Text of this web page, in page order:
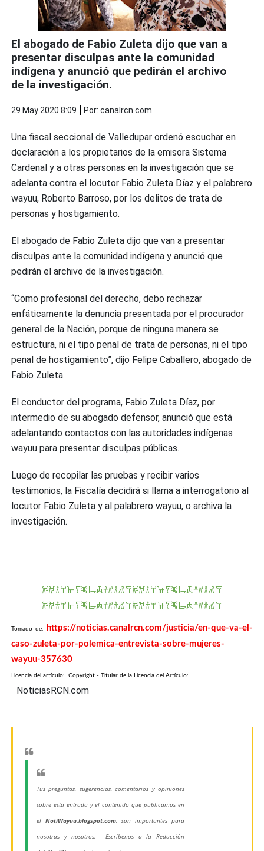
El abogado de Fabio Zuleta dijo que van a
presentar disculpas ante la comunidad
indígena y anunció que pedirán el archivo
de la investigación.
29 May 2020 8:09 Por: canalrcn.com
Una fiscal seccional de Valledupar ordenó escuchar en
declaración a los propietarios de la emisora Sistema
Cardenaly a otras personas en la investigación que se
adelanta contra el locutor Fabio Zuleta Díaz y el palabrero
wayuu, Roberto Barroso, por los delitos de trata de
personas y hostigamiento.
El abogado de Fabio Zuleta dijo que van a presentar
disculpas ante la comunidad indígena y anunció que
pedirán el archivo de la investigación.
“Como profesional del derecho, debo rechazar
enfáticamente la denuncia presentada por el procurador
general de la Nación, porque de ninguna manera se
estructura, ni el tipo penal de trata de personas, ni el tipo
penal de hostigamiento”, dijo Felipe Caballero, abogado de
Fabio Zuleta.
El conductor del programa, Fabio Zuleta Díaz, por
intermedio de su abogado defensor, anunció que está
adelantando contactos con las autoridades indígenas
wayuu para presentar disculpas públicas.
Luego de recopilar las pruebas y recibir varios
testimonios, la Fiscalía decidirá si llama a interrogatorio al
locutor Fabio Zuleta y al palabrero wayuu, o archiva la
investigación.
𐂌𐂌𐀪𐀬𐀎𐀍𐁛𐁜𐁝𐀼𐀺𐀪𐀢𐀥𐂌𐂌𐀪𐀬𐀎𐀍𐁛𐁜𐁝𐀼𐀺𐀪𐀢𐀥
𐂌𐂌𐀪𐀬𐀎𐀍𐁛𐁜𐁝𐀼𐀺𐀪𐀢𐀥𐂌𐂌𐀪𐀬𐀎𐀍𐁛𐁜𐁝𐀼𐀺𐀪𐀢𐀥
Tomado de:
https://noticias.canalrcn.com/justicia/en-que-va-el-
caso-zuleta-por-polemica-entrevista-sobre-mujeres-
wayuu-357630
Licencia del artículo: Copyright - Titular de la Licencia del Artículo:
NoticiasRCN.com
Tus preguntas, sugerencias, comentarios y opiniones
sobre esta entrada y el contenido que publicamos en
el NotiWayuu.blogspot.com, son importantes para
nosotras y nosotros. Escríbenos a la Redacción